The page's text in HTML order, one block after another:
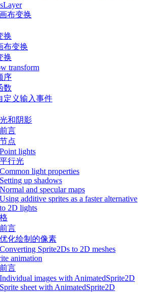
布变换
换
布变换
换
transform
序
数
定义输入事件
和阴影
前言
节点
Point lights
平行光
Common light properties
Setting up shadows
Normal and specular maps
Using additive sprites as a faster alternative
to 2D lights
前言
优化绘制的像素
Converting Sprite2Ds to 2D meshes
animation
前言
Individual images with AnimatedSprite2D
Sprite sheet with AnimatedSprite2D